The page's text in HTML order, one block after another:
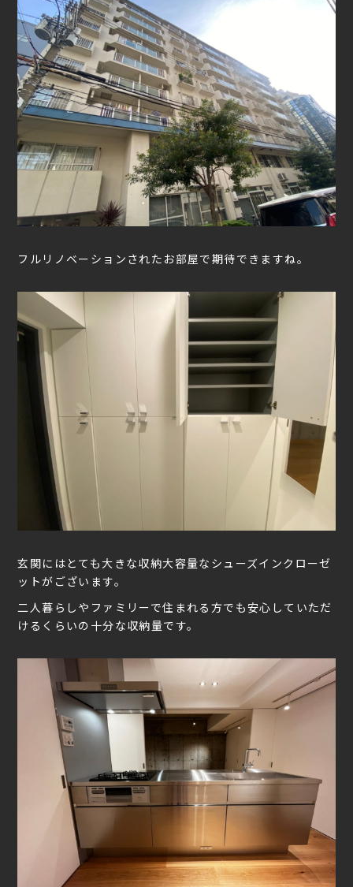
フルリノベーションされたお部屋で期待できますね。
玄関にはとても大きな収納大容量なシューズインクローゼ
ットがございます。
二人暮らしやファミリーで住まれる方でも安心していただ
けるくらいの十分な収納量です。